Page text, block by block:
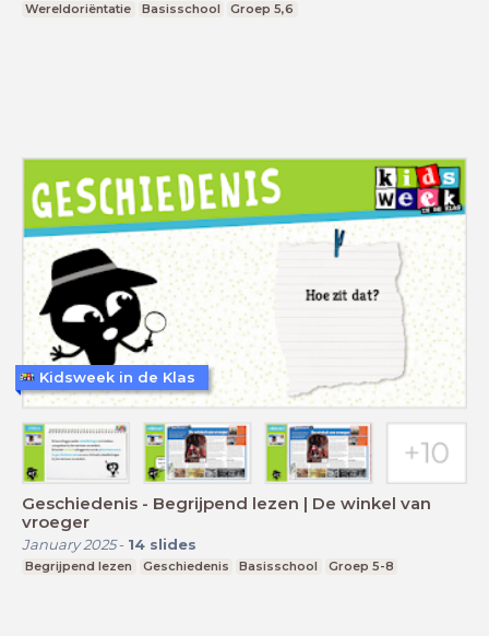
Wereldoriëntatie Basisschool Groep 5,6
Geschiedenis - Begrijpend lezen | De winkel van
vroeger
January 2025- 14 slides
Begrijpend lezen Geschiedenis Basisschool Groep 5-8
Kidsweek in de Klas